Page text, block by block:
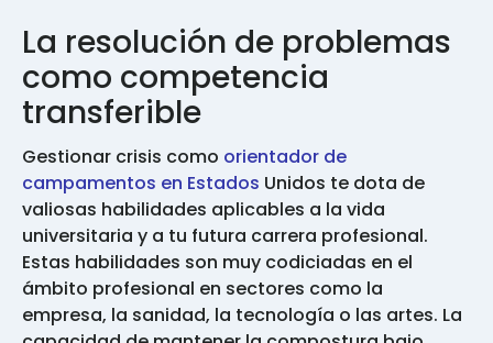
La resolución de problemas
como competencia
transferible
Gestionar crisis como orientador de
campamentos en Estados Unidos te dota de
valiosas habilidades aplicables a la vida
universitaria y a tu futura carrera profesional.
Estas habilidades son muy codiciadas en el
ámbito profesional en sectores como la
empresa, la sanidad, la tecnología o las artes. La